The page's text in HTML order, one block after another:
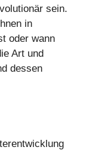
sein.
in
oder wann
Art und
dessen